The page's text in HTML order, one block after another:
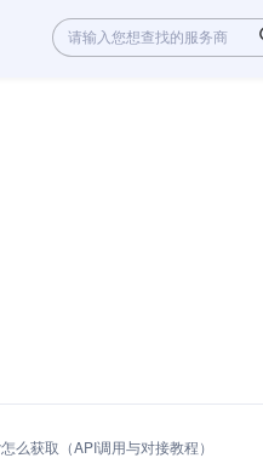
么获取（API调用与对接教程）